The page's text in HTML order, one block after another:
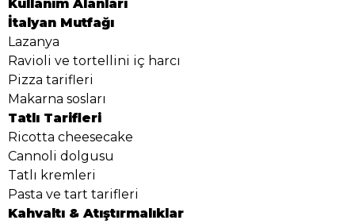
Kullanım Alanları
İtalyan Mutfağı
Lazanya
Ravioli ve tortellini iç harcı
Pizza tarifleri
Makarna sosları
Tatlı Tarifleri
Ricotta cheesecake
Cannoli dolgusu
Tatlı kremleri
Pasta ve tart tarifleri
Kahvaltı & Atıştırmalıklar